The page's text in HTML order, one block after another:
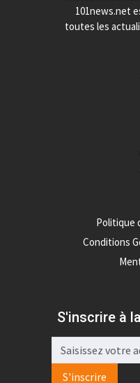
101news.net
toutes les
Politique
Conditions
S'inscrire à
S'inscrire